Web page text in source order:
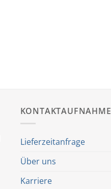
KONTAKTAUFNAHME
Lieferzeitanfrage
Über uns
Karriere